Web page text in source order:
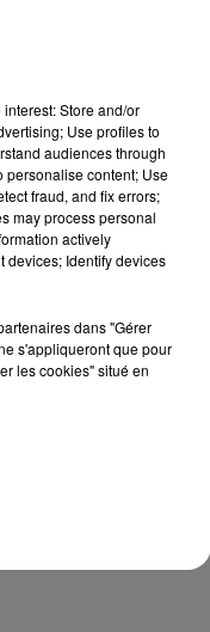
Store and/or
Use profiles to
audiences through
personalise content; Use
fraud, and fix errors;
may process personal
actively
devices; Identify devices
dans "Gérer
s'appliqueront que pour
les cookies" situé en